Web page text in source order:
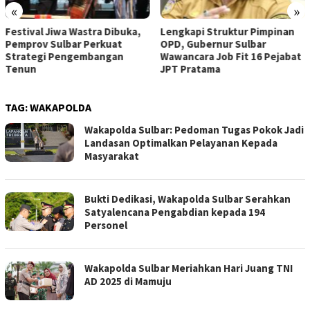
« »
Festival Jiwa Wastra Dibuka,
Pemprov Sulbar Perkuat
Strategi Pengembangan
Tenun
Lengkapi Struktur Pimpinan
OPD, Gubernur Sulbar
Wawancara Job Fit 16 Pejabat
JPT Pratama
TAG:WAKAPOLDA
Wakapolda Sulbar: Pedoman Tugas Pokok Jadi
Landasan Optimalkan Pelayanan Kepada
Masyarakat
Bukti Dedikasi, Wakapolda Sulbar Serahkan
Satyalencana Pengabdian kepada 194
Personel
Wakapolda Sulbar Meriahkan Hari Juang TNI
AD 2025 di Mamuju